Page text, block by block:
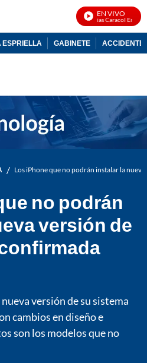
EN VIVO
Noticias Caracol En Vivo
ESPRIELLA GABINETE ACCIDENTE
/ Los iPhone que no podrán instalar la
no podrán
versión de
versión de su sistema
cambios en diseño e
son los modelos que no